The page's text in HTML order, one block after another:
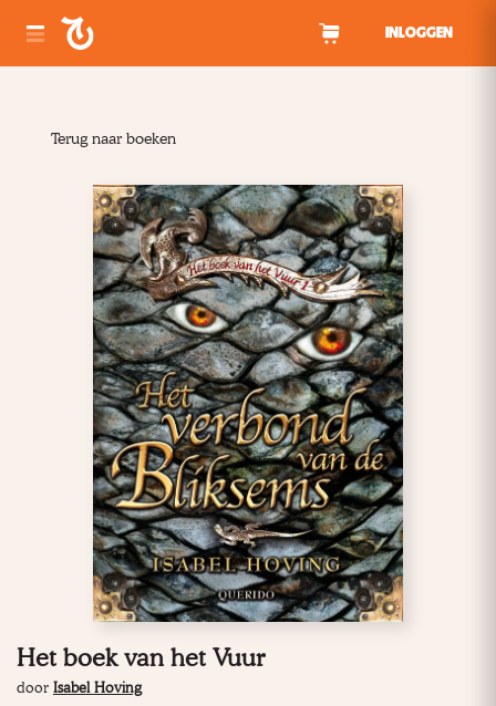
INLOGGEN
Terug naar boeken
Het boek van het Vuur
door Isabel Hoving